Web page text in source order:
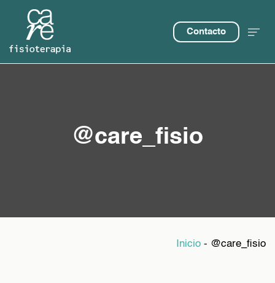
Contacto
@care_fisio
Inicio - @care_fisio